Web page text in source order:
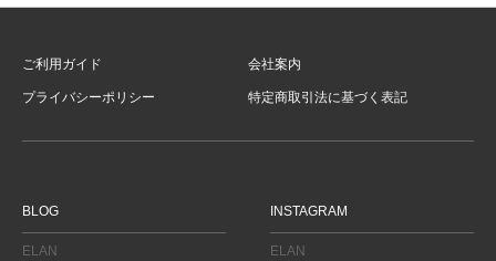
ご利用ガイド 会社案内
プライバシーポリシー 特定商取引法に基づく表記
BLOG
ELAN
INSTAGRAM
ELAN